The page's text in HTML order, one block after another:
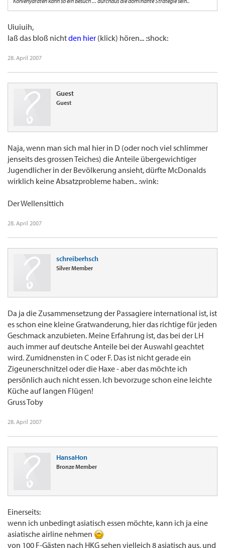
Uiuiuih,
laß das bloß nichtden hier (klick) hören... :shock:
28. April 2007
Guest
Guest
Naja, wenn man sich mal hier in D (oder noch viel schlimmer
jenseits des grossen Teiches) die Anteile übergewichtiger
Jugendlicher in der Bevölkerung ansieht, dürfte McDonalds
wirklich keine Absatzprobleme haben.. :wink:
Der Wellensittich
28. April 2007
schreiberhsch
Silver Member
Da ja die Zusammensetzung der Passagiere international ist, ist
es schon eine kleine Gratwanderung, hier das richtige für jeden
Geschmack anzubieten. Meine Erfahrung ist, das bei der LH
auch immer auf deutsche Anteile bei der Auswahl geachtet
wird. Zumidnensten in C oder F. Das ist nicht gerade ein
Zigeunerschnitzel oder die Haxe - aber das möchte ich
persönlich auch nicht essen. Ich bevorzuge schon eine leichte
Küche auf langen Flügen!
Gruss Toby
28. April 2007
HansaHon
Bronze Member
Einerseits:
wenn ich unbedingt asiatisch essen möchte, kann ich ja eine
asiatische airline nehmen
von 100 F-Gästen nach HKG sehen vielleich 8 asiatisch aus, und